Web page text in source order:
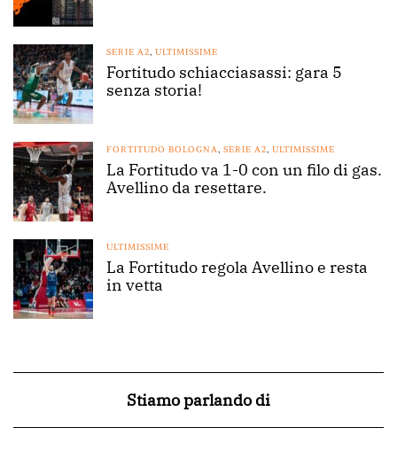
SERIE A2, ULTIMISSIME
Fortitudo schiacciasassi: gara 5
senza storia!
FORTITUDO BOLOGNA, SERIE A2, ULTIMISSIME
La Fortitudo va 1-0 con un filo di gas.
Avellino da resettare.
ULTIMISSIME
La Fortitudo regola Avellino e resta
in vetta
Stiamo parlando di